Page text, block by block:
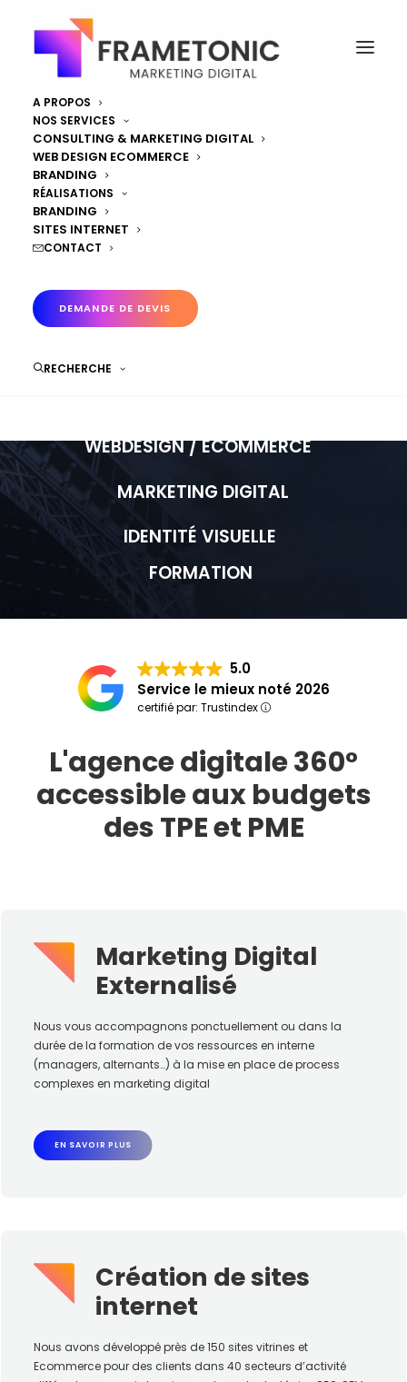
A PROPOS
NOS SERVICES
CONSULTING & MARKETING DIGITAL
WEB DESIGN ECOMMERCE
BRANDING
RÉALISATIONS
BRANDING
SITES INTERNET
CONTACT
DEMANDE DE DEVIS
RECHERCHE
IDENTITÉ VISUELLE
MARKETING DIGITAL
FORMATION
AGENCE DIGITALE
POUR TPE, PME ET
WEBDESIGN / ECOMMERCE
5.0
Service le mieux noté 2026
certifié par: Trustindex
L'agence digitale 360°
accessible aux budgets
des TPE et PME
Marketing Digital
Externalisé
Nous vous accompagnons ponctuellement ou dans la
durée de la formation de vos ressources en interne
(managers, alternants…) à la mise en place de process
complexes en marketing digital
EN SAVOIR PLUS
Création de sites
internet
Nous avons développé près de 150 sites vitrines et
Ecommerce pour des clients dans 40 secteurs d’activité